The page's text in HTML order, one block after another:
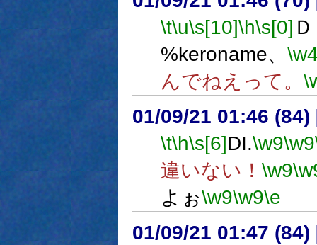
\t\u\s[10]\h\s[0]
%keroname、
んでねえって。
01/09/21 01:46 (84)
\t\h\s[6]DI.\w9\w9
違いない！ \w9
よぉ\w9\w9\e
01/09/21 01:47 (84)